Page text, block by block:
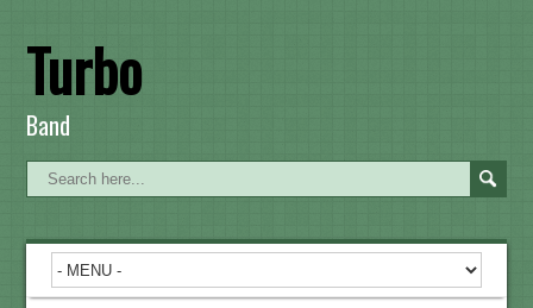
Turbo
Band